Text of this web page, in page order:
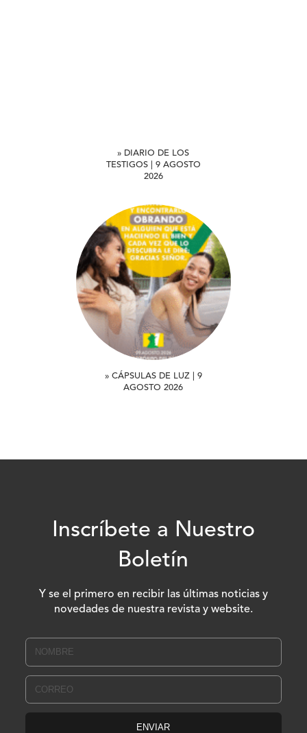
» DIARIO DE LOS
TESTIGOS | 9 AGOSTO
2026
» CÁPSULAS DE LUZ | 9
AGOSTO 2026
Inscríbete a Nuestro
Boletín
Y se el primero en recibir las últimas noticias y
novedades de nuestra revista y website.